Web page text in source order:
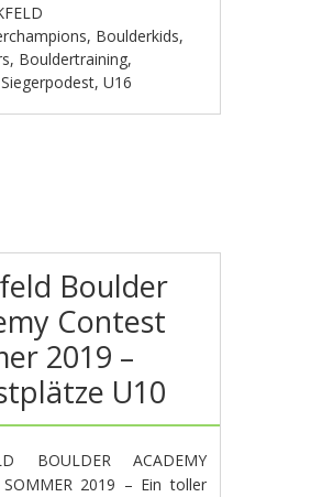
, Boulderkids,
, Bouldertraining,
Siegerpodest,U16
Boulder
Contest
2019 –
U10
BOULDER ACADEMY
SOMMER 2019 – Ein toller